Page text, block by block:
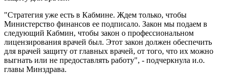
"Стратегия уже есть в Кабмине. Ждем только, чтобы
Министерство финансов ее подписало. Закон мы подаем в
следующий Кабмин, чтобы закон о профессиональном
лицензирования врачей был. Этот закон должен обеспечить
для врачей защиту от главных врачей, от того, что их можно
выгнать или не предоставлять работу", - подчеркнула и.о.
главы Минздрава.